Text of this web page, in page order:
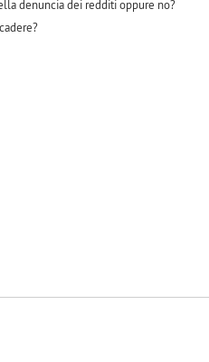
denuncia dei redditi oppure no?